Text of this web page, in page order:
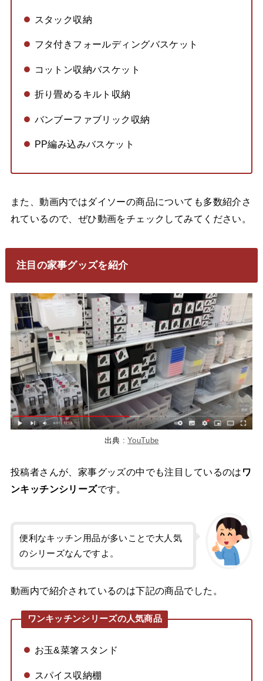
スタック収納
フタ付きフォールディングバスケット
コットン収納バスケット
折り畳めるキルト収納
バンブーファブリック収納
PP編み込みバスケット
また、動画内ではダイソーの商品についても多数紹介さ
れているので、ぜひ動画をチェックしてみてください。
注目の家事グッズを紹介
出典 :YouTube
投稿者さんが、家事グッズの中でも注目しているのは ワ
ンキッチンシリーズです。
便利なキッチン用品が多いことで大人気
のシリーズなんですよ。
動画内で紹介されているのは下記の商品でした。
ワンキッチンシリーズの人気商品
お玉&菜箸スタンド
スパイス収納棚